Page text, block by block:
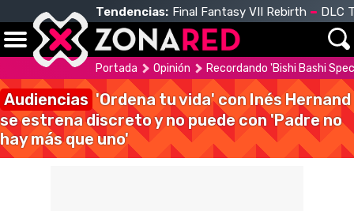
Tendencias: Final Fantasy VII Rebirth DLC
Portada Opinión Recordando 'Bishi Bashi
Audiencias 'Ordena tu vida' con Inés Hernand
se estrena discreto y no puede con 'Padre no
hay más que uno'